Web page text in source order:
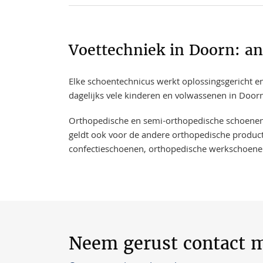
Voettechniek in Doorn:
Elke schoentechnicus werkt oplossingsgericht
dagelijks vele kinderen en volwassenen in
​​​​Orthopedische en semi-orthopedische
geldt ook voor de andere orthopedische
confectieschoenen, orthopedische
Neem gerust contact